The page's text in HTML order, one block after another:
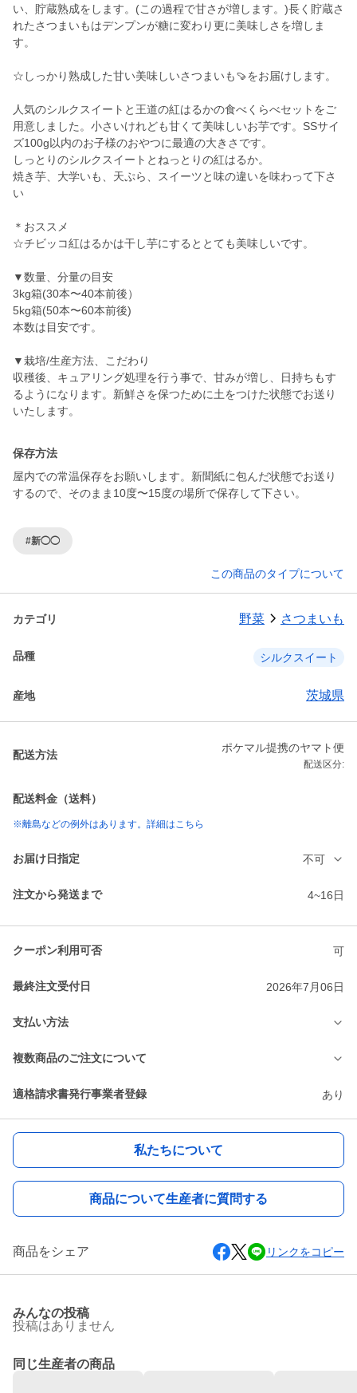
い、貯蔵熟成をします。(この過程で甘さが増します。)長く貯蔵さ
れたさつまいもはデンプンが糖に変わり更に美味しさを増しま
す。
☆しっかり熟成した甘い美味しいさつまいも🍠をお届けします。
人気のシルクスイートと王道の紅はるかの食べくらべセットをご
用意しました。小さいけれども甘くて美味しいお芋です。SSサイ
ズ100g以内のお子様のおやつに最適の大きさです。
しっとりのシルクスイートとねっとりの紅はるか。
焼き芋、大学いも、天ぷら、スイーツと味の違いを味わって下さ
い
＊おススメ
☆チビッコ紅はるかは干し芋にするととても美味しいです。
▼数量、分量の目安
3kg箱(30本〜40本前後）
5kg箱(50本〜60本前後)
本数は目安です。
▼栽培/生産方法、こだわり
収穫後、キュアリング処理を行う事で、甘みが増し、日持ちもす
るようになります。新鮮さを保つために土をつけた状態でお送り
いたします。
保存方法
屋内での常温保存をお願いします。新聞紙に包んだ状態でお送り
するので、そのまま10度〜15度の場所で保存して下さい。
#新◯◯
この商品のタイプについて
カテゴリ 野菜 さつまいも
品種 シルクスイート
産地 茨城県
配送方法
ポケマル提携のヤマト便
配送区分:
配送料金（送料）
※離島などの例外はあります。詳細はこちら
お届け日指定 不可
注文から発送まで 4~16日
クーポン利用可否 可
最終注文受付日 2026年7月06日
支払い方法
複数商品のご注文について
適格請求書発行事業者登録 あり
私たちについて
商品について生産者に質問する
商品をシェア リンクをコピー
みんなの投稿
投稿はありません
同じ生産者の商品